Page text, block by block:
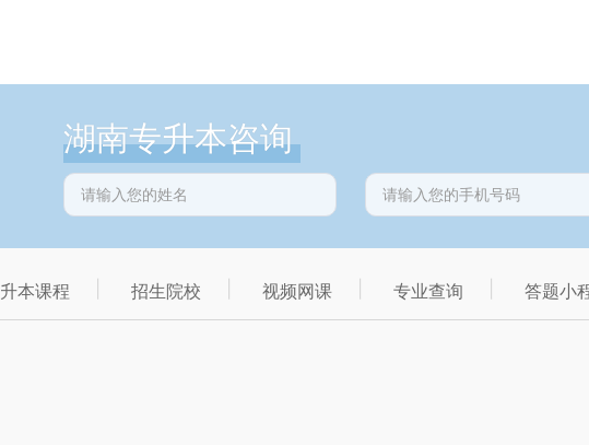
湖南专升本咨询
升本课程 招生院校 视频网课 专业查询 答题小